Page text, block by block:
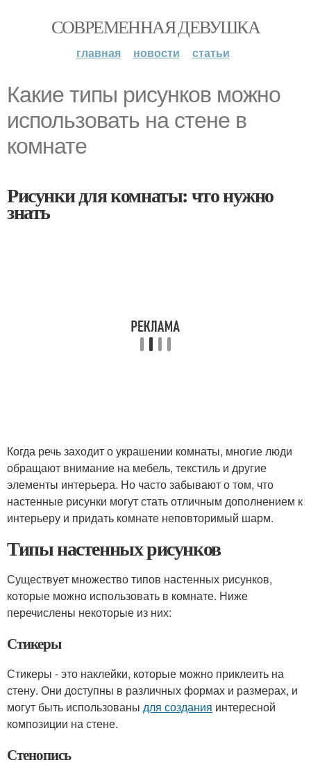
СОВРЕМЕННАЯ ДЕВУШКА
главная новости статьи
Какие типы рисунков можно
использовать на стене в
комнате
Рисунки для комнаты: что нужно
знать
Когда речь заходит о украшении комнаты, многие люди
обращают внимание на мебель, текстиль и другие
элементы интерьера. Но часто забывают о том, что
настенные рисунки могут стать отличным дополнением к
интерьеру и придать комнате неповторимый шарм.
Типы настенных рисунков
Существует множество типов настенных рисунков,
которые можно использовать в комнате. Ниже
перечислены некоторые из них:
Стикеры
Стикеры - это наклейки, которые можно приклеить на
стену. Они доступны в различных формах и размерах, и
могут быть использованы для создания интересной
композиции на стене.
Стенопись